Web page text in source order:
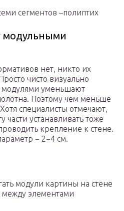
сегментов –полиптих
модульными
нет, никто их
чисто визуально
уменьшают
Поэтому чем меньше
специалисты отмечают,
части устанавливать тоже
крепление к стене.
− 2−4 см.
модули картины на стене
между элементами